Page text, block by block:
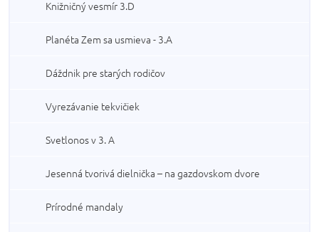
Knižničný vesmír 3.D
Planéta Zem sa usmieva - 3.A
Dáždnik pre starých rodičov
Vyrezávanie tekvičiek
Svetlonos v 3. A
Jesenná tvorivá dielnička – na gazdovskom dvore
Prírodné mandaly